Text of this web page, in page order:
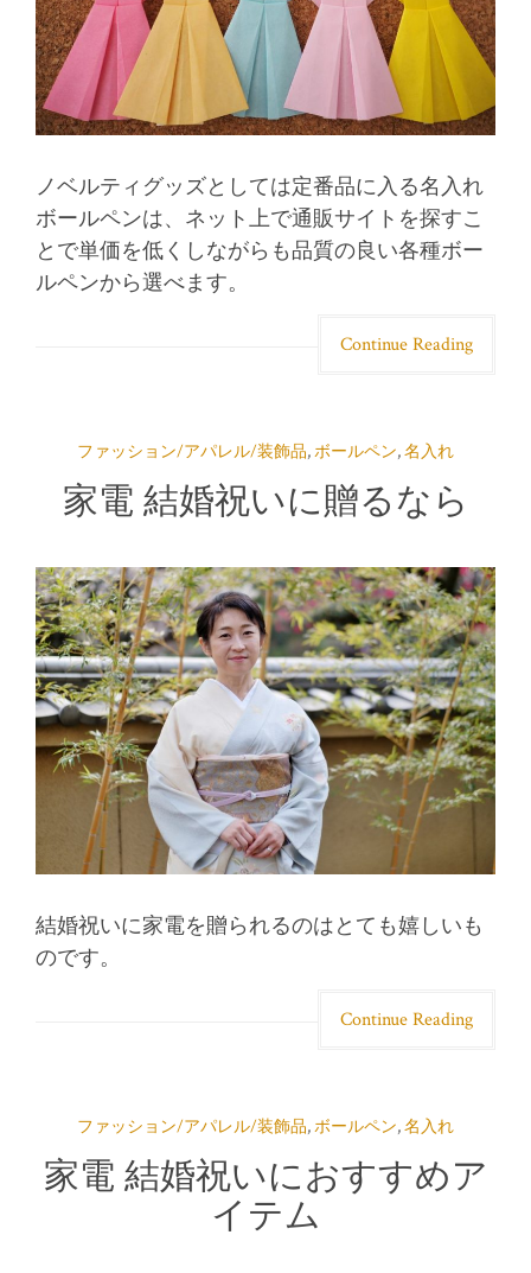
ノベルティグッズとしては定番品に入る名入れ
ボールペンは、ネット上で通販サイトを探すこ
とで単価を低くしながらも品質の良い各種ボー
ルペンから選べます。
Continue Reading
ファッション/アパレル/装飾品,ボールペン,名入れ
家電 結婚祝いに贈るなら
結婚祝いに家電を贈られるのはとても嬉しいも
のです。
Continue Reading
ファッション/アパレル/装飾品,ボールペン,名入れ
家電 結婚祝いにおすすめア
イテム